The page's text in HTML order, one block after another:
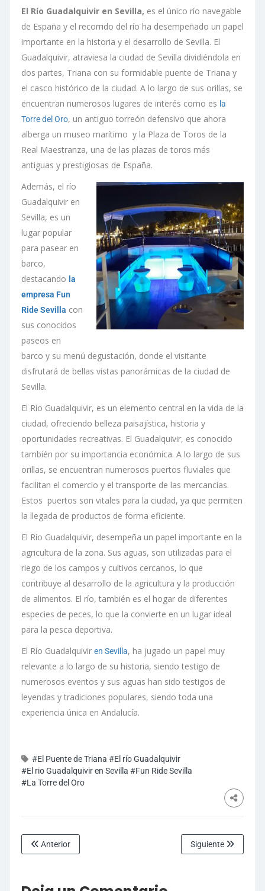
El Río Guadalquivir en Sevilla, es el único río navegable
de España y el recorrido del río ha desempeñado un papel
importante en la historia y el desarrollo de Sevilla. El
Guadalquivir, atraviesa la ciudad de Sevilla dividiéndola en
dos partes, Triana con su formidable puente de Triana y
el casco histórico de la ciudad. A lo largo de sus orillas, se
encuentran numerosos lugares de interés como es la
Torre del Oro, un antiguo torreón defensivo que ahora
alberga un museo marítimo y la Plaza de Toros de la
Real Maestranza, una de las plazas de toros más
antiguas y prestigiosas de España.
Además, el río
Guadalquivir en
Sevilla, es un
lugar popular
para pasear en
barco,
destacando la
empresa Fun
Ride Sevilla con
sus conocidos
paseos en
barco y su menú degustación, donde el visitante
disfrutará de bellas vistas panorámicas de la ciudad de
Sevilla.
El Río Guadalquivir, es un elemento central en la vida de la
ciudad, ofreciendo belleza paisajística, historia y
oportunidades recreativas. El Guadalquivir, es conocido
también por su importancia económica. A lo largo de sus
orillas, se encuentran numerosos puertos fluviales que
facilitan el comercio y el transporte de las mercancías.
Estos puertos son vitales para la ciudad, ya que permiten
la llegada de productos de forma eficiente.
El Río Guadalquivir, desempeña un papel importante en la
agricultura de la zona. Sus aguas, son utilizadas para el
riego de los campos y cultivos cercanos, lo que
contribuye al desarrollo de la agricultura y la producción
de alimentos. El río, también es el hogar de diferentes
especies de peces, lo que la convierte en un lugar ideal
para la pesca deportiva.
El Río Guadalquivir en Sevilla, ha jugado un papel muy
relevante a lo largo de su historia, siendo testigo de
numerosos eventos y sus aguas han sido testigos de
leyendas y tradiciones populares, siendo toda una
experiencia única en Andalucía.
#El Puente de Triana #El río Guadalquivir
#El rio Guadalquivir en Sevilla #Fun Ride Sevilla
#La Torre del Oro
Anterior Siguiente